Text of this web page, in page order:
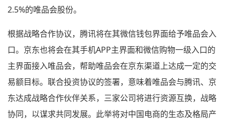
2.5%的唯品会股份。
根据战略合作协议，腾讯将在其微信钱包界面给予唯品会入
口。京东也将会在其手机APP主界面和微信购物一级入口的
主界面接入唯品会，帮助唯品会在京东渠道上达成一定的交
易额目标。联合投资协议的签署，意味着唯品会与腾讯、京
东达成战略合作伙伴关系，三家公司将进行资源互换，战略
协同，以谋求共同发展。此举将对中国电商的生态及格局产